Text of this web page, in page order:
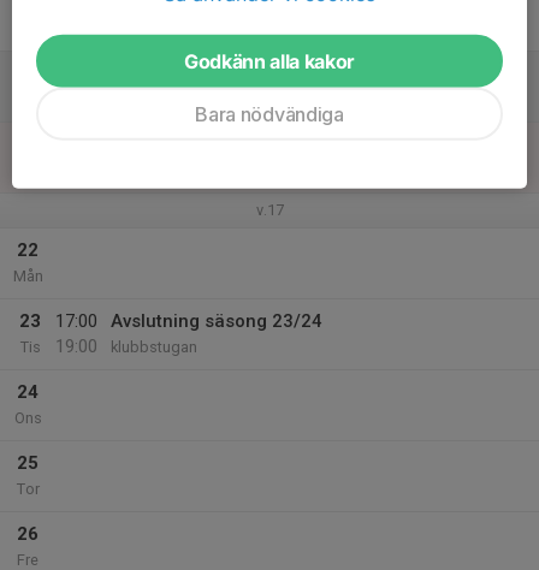
20 Fjälltoppshelgen
v.17
22
Mån
23
Tis
17:00
19:00
Avslutning säsong 23/24
klubbstugan
24
Ons
25
Tor
26
Fre
Godkänn alla kakor
Bara nödvändiga